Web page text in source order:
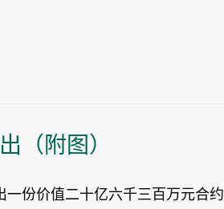
（附图）
份价值二十亿六千三百万元